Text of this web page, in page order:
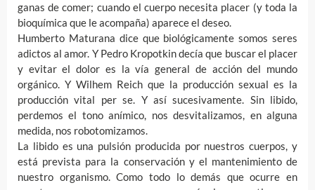
ganas de comer; cuando el cuerpo necesita placer (y toda la
bioquímica que le acompaña) aparece el deseo.
Humberto Maturana dice que biológicamente somos seres
adictos al amor. Y Pedro Kropotkin decía que buscar el placer
y evitar el dolor es la vía general de acción del mundo
orgánico. Y Wilhem Reich que la producción sexual es la
producción vital per se. Y así sucesivamente. Sin libido,
perdemos el tono anímico, nos desvitalizamos, en alguna
medida, nos robotomizamos.
La libido es una pulsión producida por nuestros cuerpos, y
está prevista para la conservación y el mantenimiento de
nuestro organismo. Como todo lo demás que ocurre en